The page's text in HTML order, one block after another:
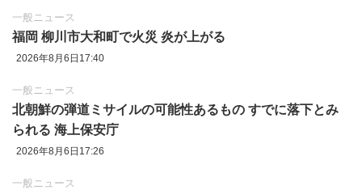
一般ニュース
福岡 柳川市大和町で火災 炎が上がる
2026年8月6日17:40
一般ニュース
北朝鮮の弾道ミサイルの可能性あるもの すでに落下とみ
られる 海上保安庁
2026年8月6日17:26
一般ニュース